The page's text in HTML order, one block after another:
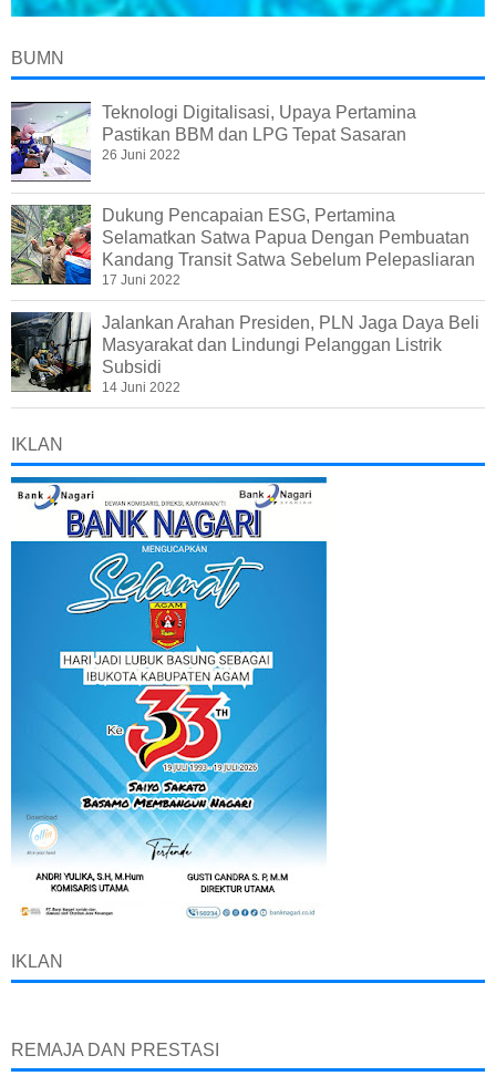
BUMN
Teknologi Digitalisasi, Upaya Pertamina
Pastikan BBM dan LPG Tepat Sasaran
26 Juni 2022
Dukung Pencapaian ESG, Pertamina
Selamatkan Satwa Papua Dengan Pembuatan
Kandang Transit Satwa Sebelum Pelepasliaran
17 Juni 2022
Jalankan Arahan Presiden, PLN Jaga Daya Beli
Masyarakat dan Lindungi Pelanggan Listrik
Subsidi
14 Juni 2022
IKLAN
IKLAN
REMAJA DAN PRESTASI